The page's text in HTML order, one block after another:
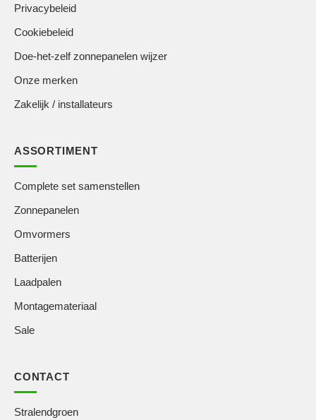
Privacybeleid
Cookiebeleid
Doe-het-zelf zonnepanelen wijzer
Onze merken
Zakelijk / installateurs
ASSORTIMENT
Complete set samenstellen
Zonnepanelen
Omvormers
Batterijen
Laadpalen
Montagemateriaal
Sale
CONTACT
Stralendgroen